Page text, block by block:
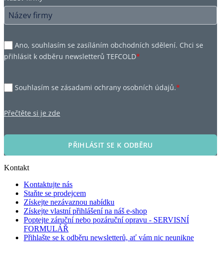
Ano, souhlasím se zasíláním obchodních sdělení. Chci se
přihlásit k odběru newsletterů TEFCOLD*
Souhlasím se zásadami ochrany osobních údajů.*
Přečtěte si je zde
PŘIHLÁSIT SE K ODBĚRU
Kontakt
Kontaktujte nás
Staňte se prodejcem
Získejte nezávaznou nabídku
Získejte vlastní přihlášení na náš e-shop
Poptejte záruční nebo pozáruční opravu - SERVISNÍ
FORMULÁŘ
Přihlašte se k odběru newsletterů, ať vám nic neunikne